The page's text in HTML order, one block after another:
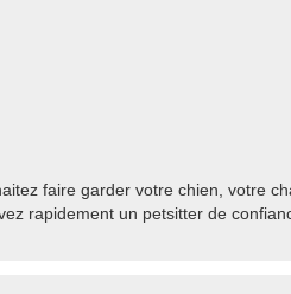
faire garder votre chien, votre
rapidement un petsitter de